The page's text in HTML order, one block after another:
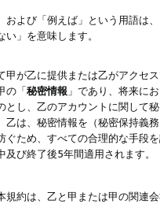
および「例えば」という用語は
」を意味します。
甲が乙に提供または乙がアクセ
の「秘密情報 」であり、将来に
とし、乙のアカウントに関して
乙は、秘密情報を（秘密保持義
ぐため、すべての合理的な手段
び終了後5年間適用されます。
規約は、乙と甲または甲の関連